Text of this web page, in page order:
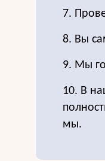
7.
8. Вы
9. Мы
10. В
мы.